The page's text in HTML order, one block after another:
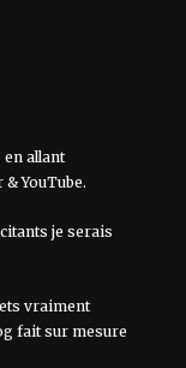
en allant
&YouTube.
je serais
vraiment
fait sur mesure